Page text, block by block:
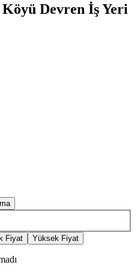
Devren İş Yeri
Fiyat Yüksek Fiyat